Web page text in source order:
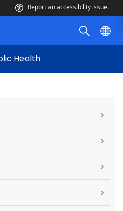
Report an accessibility issue.
Health
>
>
>
>